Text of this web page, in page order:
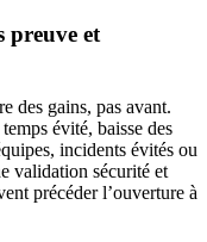
preuve et
des gains, pas avant.
évité, baisse des
incidents évités ou
validation sécurité et
précéder l’ouverture à